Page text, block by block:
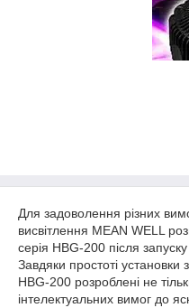
Для задоволення різних
висвітлення MEAN WELL
серія HBG-200 після
Завдяки простоті установки
HBG-200 розроблені не
інтелектуальних вимог до